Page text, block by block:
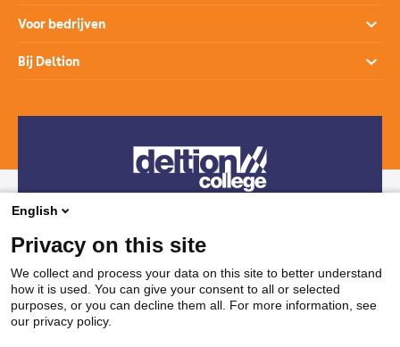
Open dagen
Studiekeuzehulp
Hoe werkt het mbo
Voor decanen
Opleidingen
Loopbaanontwikkeling
SprintLyceum
Voor bedrijven
Opleidingen
Branches
Subsidies voor bedrijven
Bedrijvenloket en accountmanagers
Bij Deltion
Route
038 850 30 00
Mail contact
English
Privacy on this site
We collect and process your data on this site to better understand
how it is used. You can give your consent to all or selected
purposes, or you can decline them all. For more information, see
our privacy policy.